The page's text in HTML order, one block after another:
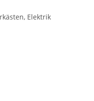
Elektrik